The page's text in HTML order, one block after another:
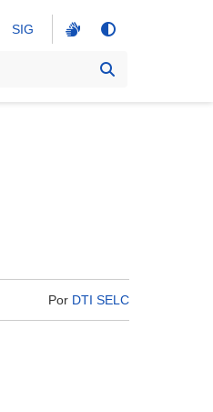
SIG
Por DTI SELC